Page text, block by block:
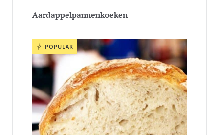
Aardappelpannenkoeken
POPULAR